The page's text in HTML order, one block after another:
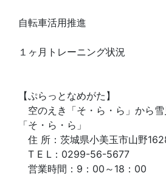
自転車活用推進
１ヶ月トレーニング状況
【ぷらっとなめがた】
空のえき「そ・ら・ら」から
「そ・ら・ら」
住 所：茨城県小美玉市山野
T E L：0299-56-5677
営業時間：9：00～18：00